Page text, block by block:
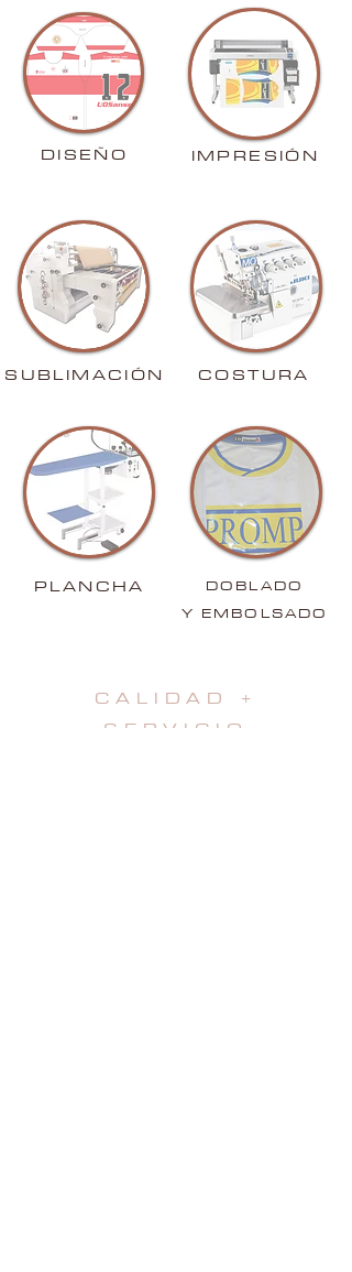
DISEÑO IMPRESIÓN
SUBLIMACIÓN COSTURA
DOBLADO
Y EMBOLSADO
PLANCHA
CALIDAD +
SERVICIO